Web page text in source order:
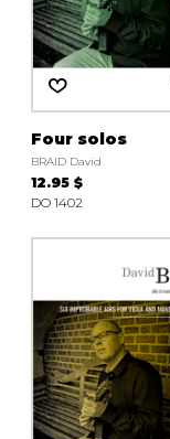
Four solos
BRAID David
12.95 $
DO 1402